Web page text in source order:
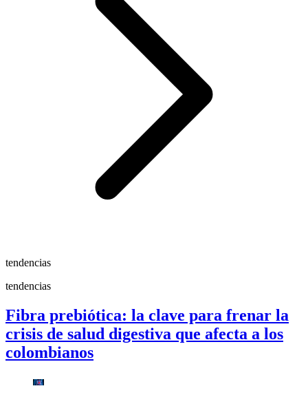
tendencias
tendencias
Fibra prebiótica: la clave para frenar la
crisis de salud digestiva que afecta a los
colombianos